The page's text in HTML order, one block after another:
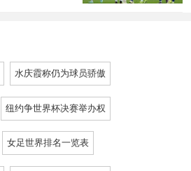
水庆霞称仍为球员骄傲
纽约争世界杯决赛举办权
女足世界排名一览表